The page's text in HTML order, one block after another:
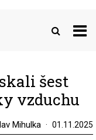
šest
vzduchu
Mihulka 01.11.2025